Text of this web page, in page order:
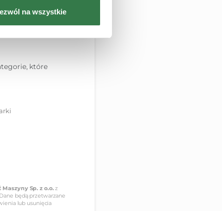
na wszystkie
które
Maszyny Sp. z o.o.z
będą przetwarzane
lub usunięcia